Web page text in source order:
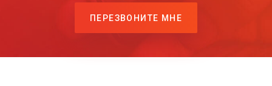
ПЕРЕЗВОНИТЕ МНЕ